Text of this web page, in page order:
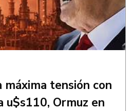
máxima tensión con
u$s110, Ormuz en